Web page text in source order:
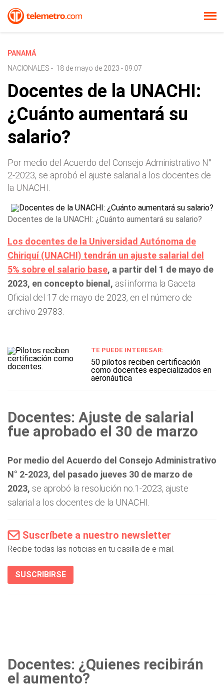
PANAMÁ
NACIONALES - 18 de mayo de 2023 - 09:07
Docentes de la UNACHI:
¿Cuánto aumentará su
salario?
Por medio del Acuerdo del Consejo Administrativo N°
2-2023, se aprobó el ajuste salarial a los docentes de
la UNACHI.
Docentes de la UNACHI: ¿Cuánto aumentará su salario?
Los docentes de la Universidad Autónoma de
Chiriquí (UNACHI) tendrán un ajuste salarial del
5% sobre el salario base, a partir del 1 de mayo de
2023, en concepto bienal, así informa la Gaceta
Oficial del 17 de mayo de 2023, en el número de
archivo 29783.
TE PUEDE INTERESAR:
50 pilotos reciben certificación
como docentes especializados en
aeronáutica
Docentes: Ajuste de salarial
fue aprobado el 30 de marzo
Por medio del Acuerdo del Consejo Administrativo
N° 2-2023, del pasado jueves 30 de marzo de
2023, se aprobó la resolución no.1-2023, ajuste
salarial a los docentes de la UNACHI.
Suscríbete a nuestro newsletter
Recibe todas las noticias en tu casilla de e-mail.
SUSCRIBIRSE
Docentes: ¿Quienes recibirán
el aumento?